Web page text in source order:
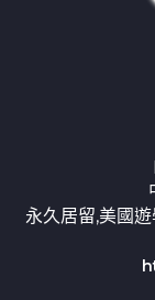
永久居留,美國